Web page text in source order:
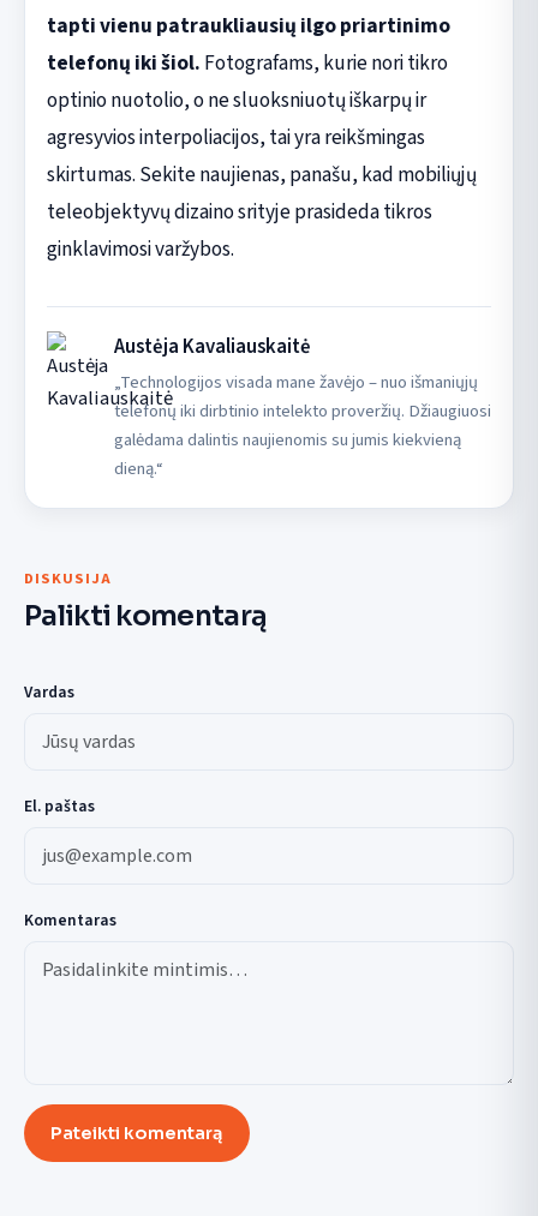
tapti vienu patraukliausių ilgo priartinimo
telefonų iki šiol. Fotografams, kurie nori tikro
optinio nuotolio, o ne sluoksniuotų iškarpų ir
agresyvios interpoliacijos, tai yra reikšmingas
skirtumas. Sekite naujienas, panašu, kad mobiliųjų
teleobjektyvų dizaino srityje prasideda tikros
ginklavimosi varžybos.
Austėja Kavaliauskaitė
„Technologijos visada mane žavėjo – nuo išmaniųjų
telefonų iki dirbtinio intelekto proveržių. Džiaugiuosi
galėdama dalintis naujienomis su jumis kiekvieną
dieną.“
DISKUSIJA
Palikti komentarą
Vardas
El. paštas
Komentaras
Pateikti komentarą